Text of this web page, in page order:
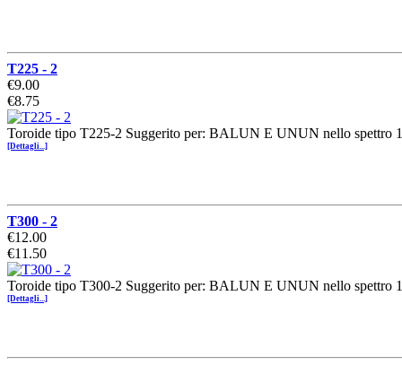
T225 - 2
€9.00
€8.75
Toroide tipo T225-2 Suggerito per: BALUN E UNUN nello spettro
[Dettagli...]
T300 - 2
€12.00
€11.50
Toroide tipo T300-2 Suggerito per: BALUN E UNUN nello spettro
[Dettagli...]